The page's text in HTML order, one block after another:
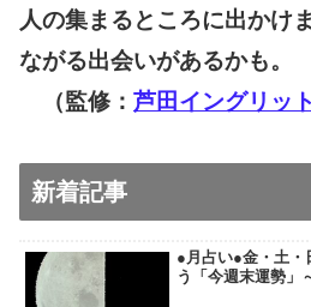
人の集まるところに出かけ
ながる出会いがあるかも。
（監修： 芦田イングリット
新着記事
●月占い●金・土・
う「今週末運勢」